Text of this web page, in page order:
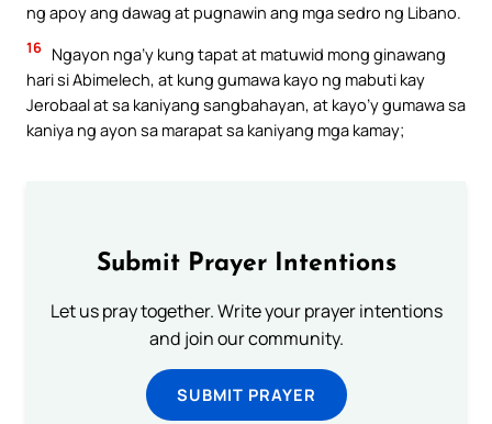
ng apoy ang dawag at pugnawin ang mga sedro ng Libano.
16 Ngayon nga’y kung tapat at matuwid mong ginawang
hari si Abimelech, at kung gumawa kayo ng mabuti kay
Jerobaal at sa kaniyang sangbahayan, at kayo’y gumawa sa
kaniya ng ayon sa marapat sa kaniyang mga kamay;
Submit Prayer Intentions
Let us pray together. Write your prayer intentions
and join our community.
SUBMIT PRAYER